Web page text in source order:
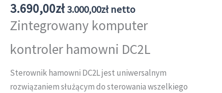
3.690,00zł 3.000,00złnetto
Zintegrowany komputer
kontroler hamowni DC2L
Sterownik hamowni DC2L jest uniwersalnym
rozwiązaniem służącym do sterowania wszelkiego